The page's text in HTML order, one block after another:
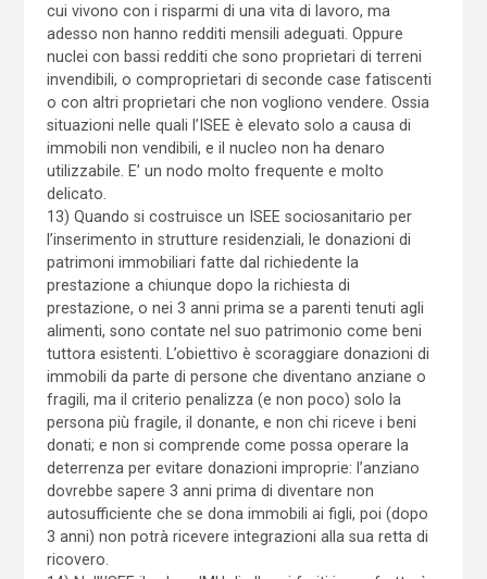
cui vivono con i risparmi di una vita di lavoro, ma
adesso non hanno redditi mensili adeguati. Oppure
nuclei con bassi redditi che sono proprietari di terreni
invendibili, o comproprietari di seconde case fatiscenti
o con altri proprietari che non vogliono vendere. Ossia
situazioni nelle quali l’ISEE è elevato solo a causa di
immobili non vendibili, e il nucleo non ha denaro
utilizzabile. E’ un nodo molto frequente e molto
delicato.
13) Quando si costruisce un ISEE sociosanitario per
l’inserimento in strutture residenziali, le donazioni di
patrimoni immobiliari fatte dal richiedente la
prestazione a chiunque dopo la richiesta di
prestazione, o nei 3 anni prima se a parenti tenuti agli
alimenti, sono contate nel suo patrimonio come beni
tuttora esistenti. L’obiettivo è scoraggiare donazioni di
immobili da parte di persone che diventano anziane o
fragili, ma il criterio penalizza (e non poco) solo la
persona più fragile, il donante, e non chi riceve i beni
donati; e non si comprende come possa operare la
deterrenza per evitare donazioni improprie: l’anziano
dovrebbe sapere 3 anni prima di diventare non
autosufficiente che se dona immobili ai figli, poi (dopo
3 anni) non potrà ricevere integrazioni alla sua retta di
ricovero.